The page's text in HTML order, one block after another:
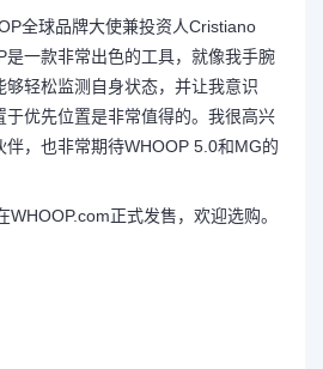
全球品牌大使兼投资人Cristiano
是一款非常出色的工具，就像我手腕
够轻松监测自身状态，并让我意识
于优先位置是非常值得的。我很高兴
伴，也非常期待WHOOP 5.0和MG的
WHOOP.com正式发售，欢迎选购。